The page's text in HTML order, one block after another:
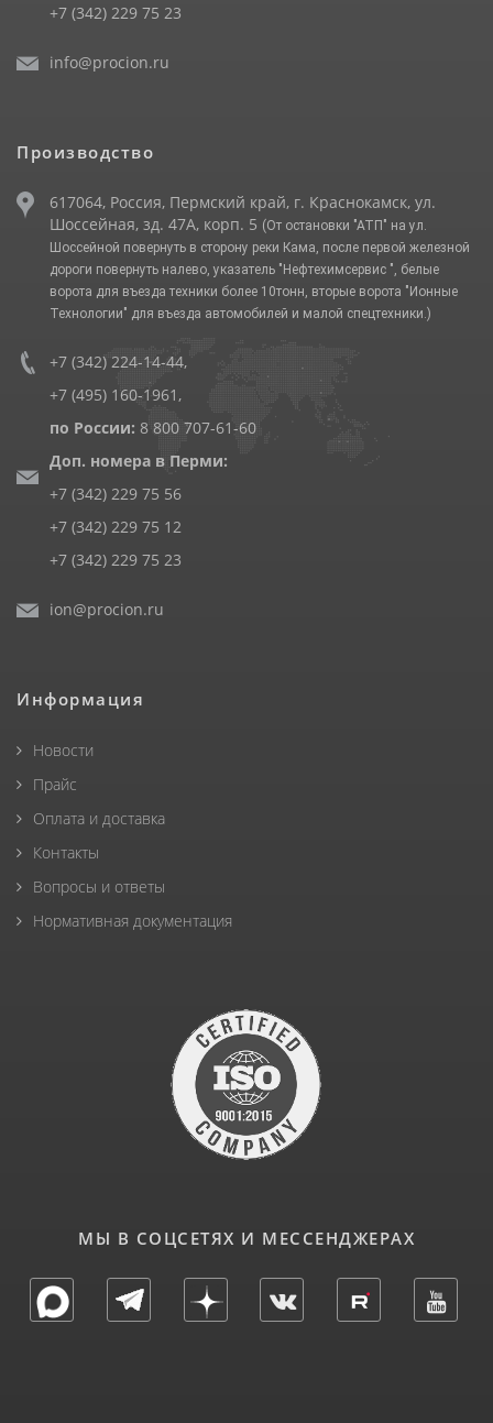
+7 (342) 229 75 23
info@procion.ru
Производство
617064, Россия, Пермский край, г. Краснокамск, ул.
Шоссейная, зд. 47А, корп. 5 (От остановки "АТП" на ул.
Шоссейной повернуть в сторону реки Кама, после первой железной
дороги повернуть налево, указатель "Нефтехимсервис ", белые
ворота для въезда техники более 10тонн, вторые ворота "Ионные
Технологии" для въезда автомобилей и малой спецтехники.)
+7 (342) 224-14-44,
+7 (495) 160-1961 ,
по России: 8 800 707-61-60
Доп. номера в Перми:
+7 (342) 229 75 56
+7 (342) 229 75 12
+7 (342) 229 75 23
ion@procion.ru
Информация
Новости
Прайс
Оплата и доставка
Контакты
Вопросы и ответы
Нормативная документация
МЫ В СОЦСЕТЯХ И МЕССЕНДЖЕРАХ